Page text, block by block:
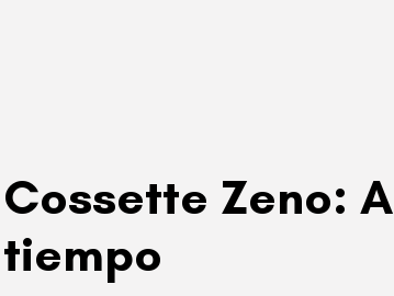
Cossette Zeno: A
tiempo